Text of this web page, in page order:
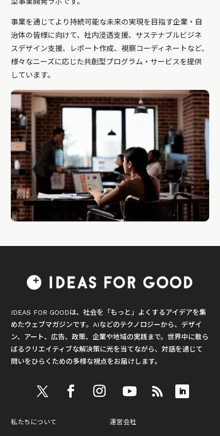
事業を通じてより持続可能な未来の実現を目指す企業・自
治体の皆様に向けて、社内浸透支援、サステナブルビジネ
スデザイン支援、レポート作成、視察コーディネートなど、
様々なニーズに応じた共創型プログラム・サービスを提供
しています。
IDEAS FOR GOODは、社会を「もっと」よくするアイデアを集
めたウェブマガジンです。AIなどのテクノロジーから、デザイ
ン、アート、広告、政策、企業や地域の実践まで。世界中に散ら
ばるクリエイティブな解決策に光を当てながら、対話を通じて
問いをひらくための多様な視点をお届けします。
私たちについて 運営会社